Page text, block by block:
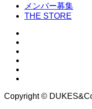
メンバー募集
THE STORE
Copyright ©